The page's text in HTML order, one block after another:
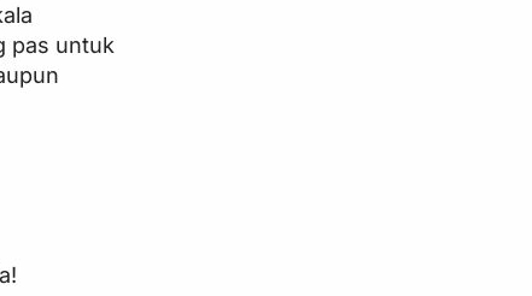
pas untuk